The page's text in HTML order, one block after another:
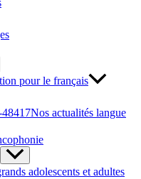
pour le français
Nos actualités langue
adolescents et adultes